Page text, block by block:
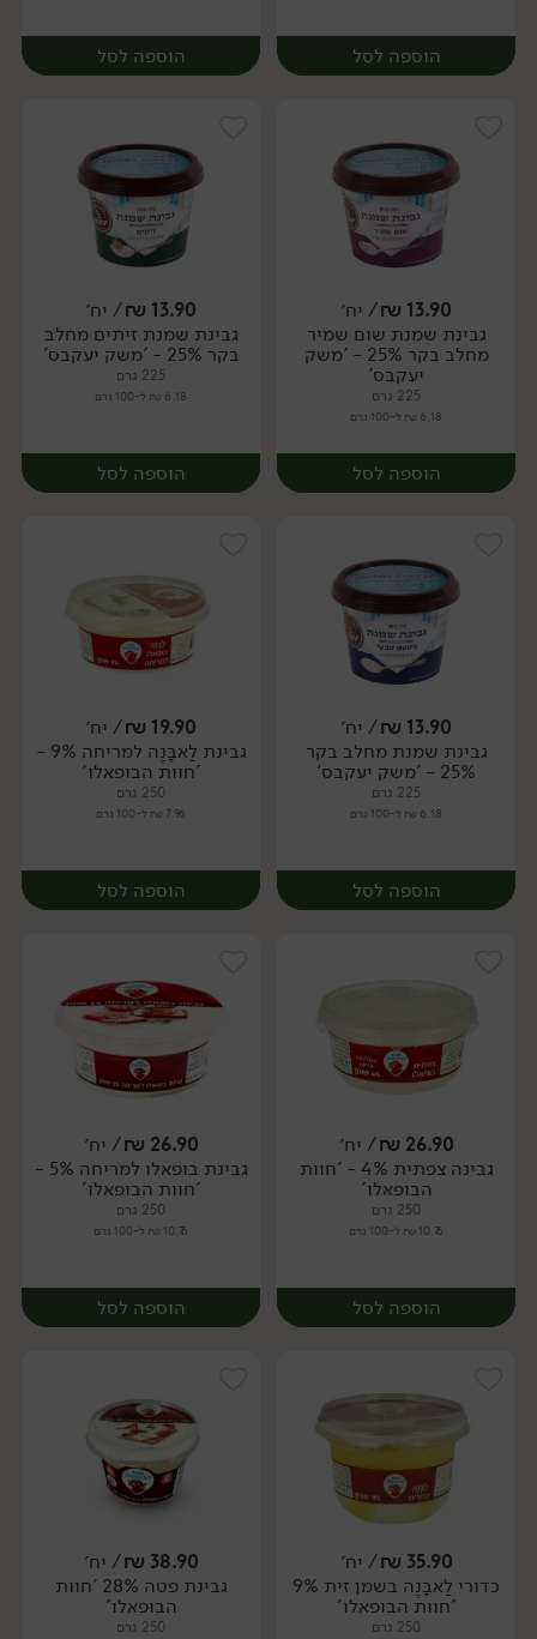
הוספה לסל
יח׳
הוספה לסל
יח׳
13.90
₪/ יח׳
גבינת שמנת שום שמיר
מחלב בקר 25% - 'משק
יעקבס'
225 גרם
6.18 ₪ ל-100 גרם
הוספה לסל
יח׳
13.90
₪/ יח׳
גבינת שמנת זיתים מחלב
בקר 25% - 'משק יעקבס'
225 גרם
6.18 ₪ ל-100 גרם
הוספה לסל
יח׳
13.90
₪/ יח׳
גבינת שמנת מחלב בקר
25% - 'משק יעקבס'
225 גרם
6.18 ₪ ל-100 גרם
הוספה לסל
יח׳
19.90
₪/ יח׳
גבינת לַאבָּנֶה למריחה 9% -
'חוות הבופאלו'
250 גרם
7.96 ₪ ל-100 גרם
הוספה לסל
יח׳
26.90
₪/ יח׳
גבינה צפתית 4% - 'חוות
הבופאלו'
250 גרם
10.76 ₪ ל-100 גרם
הוספה לסל
יח׳
26.90
₪/ יח׳
גבינת בופאלו למריחה 5% -
'חוות הבופאלו'
250 גרם
10.76 ₪ ל-100 גרם
הוספה לסל
יח׳
35.90
₪/ יח׳
כדורי לַאבָּנֶה בשמן זית 9%
'חוות הבופאלו'
250 גרם
38.90
₪/ יח׳
גבינת פטה 28% 'חוות
הבופאלו'
250 גרם